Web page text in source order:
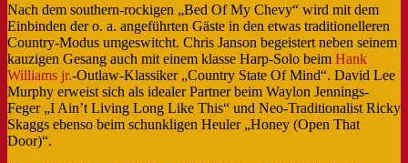
Nach dem southern-rockigen „Bed Of My Chevy“ wird mit dem
Einbinden der o. a. angeführten Gäste in den etwas traditionelleren
Country-Modus umgeswitcht. Chris Janson begeistert neben seinem
kauzigen Gesang auch mit einem klasse Harp-Solo beim Hank
Williams jr.-Outlaw-Klassiker „Country State Of Mind“. David Lee
Murphy erweist sich als idealer Partner beim Waylon Jennings-
Feger „I Ain’t Living Long Like This“ und Neo-Traditionalist Ricky
Skaggs ebenso beim schunkligen Heuler „Honey (Open That
Door)“.